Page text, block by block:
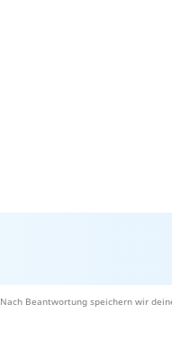
Nach Beantwortung speichern wir